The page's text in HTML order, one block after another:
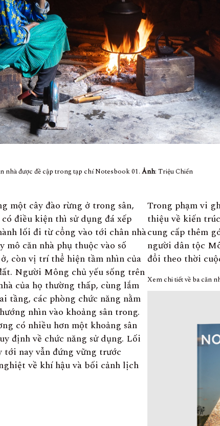
nhà được đề cập trong tạp chí Notesbook 01. Ảnh: Triệu Chiến
một cây đào rừng ở trong sân,
điều kiện thì sử dụng đá xếp
lối đi từ cổng vào tới chân nhà
mô căn nhà phụ thuộc vào số
còn vị trí thể hiện tầm nhìn của
Người Mông chủ yếu sống trên
của họ thường thấp, cùng lắm
tầng, các phòng chức năng nằm
nhìn vào khoảng sân trong.
có nhiều hơn một khoảng sân
định về chức năng sử dụng. Lối
tới nay vẫn đứng vững trước
về khí hậu và bối cảnh lịch
Trong phạm vi
thiệu về kiến
cung cấp thêm
người dân tộc
đổi theo thời
Xem chi tiết về ba căn